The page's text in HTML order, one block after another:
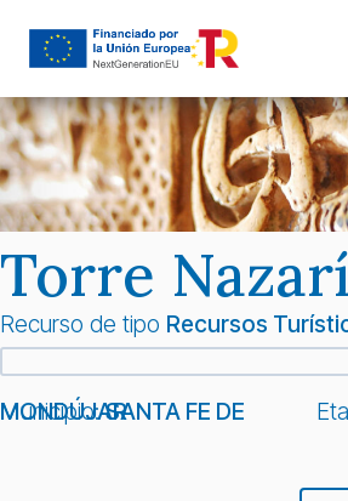
Torre Nazarí
Recurso de tipo Recursos
Municipio:
SANTA FE DE MONDÚJAR